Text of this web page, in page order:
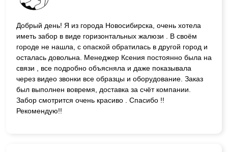
Добрый день! Я из города Новосибирска, очень хотела
иметь забор в виде горизонтальных жалюзи . В своём
городе не нашла, с опаской обратилась в другой город и
осталась довольна. Менеджер Ксения постоянно была на
связи , все подробно объясняла и даже показывала
через видео звонки все образцы и оборудование. Заказ
был выполнен вовремя, доставка за счёт компании.
Забор смотрится очень красиво . Спасибо !!
Рекомендую!!